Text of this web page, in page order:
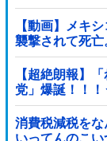
【動画】メキ
襲撃されて死亡
【超絶朗報】
党」爆誕！！
消費税減税を